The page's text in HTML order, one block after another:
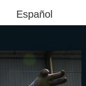
Español